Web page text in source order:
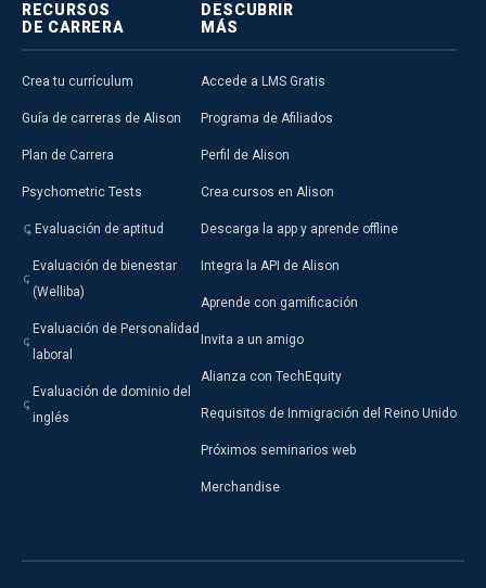
RECURSOS
DE CARRERA
Crea tu currículum
Guía de carreras de Alison
Plan de Carrera
Psychometric Tests
Evaluación de aptitud
Evaluación de bienestar
(Welliba)
Evaluación de Personalidad
laboral
Evaluación de dominio del
inglés
DESCUBRIR
MÁS
Accede a LMS Gratis
Programa de Afiliados
Perfil de Alison
Crea cursos en Alison
Descarga la app y aprende offline
Integra la API de Alison
Aprende con gamificación
Invita a un amigo
Alianza con TechEquity
Requisitos de Inmigración del Reino Unido
Próximos seminarios web
Merchandise